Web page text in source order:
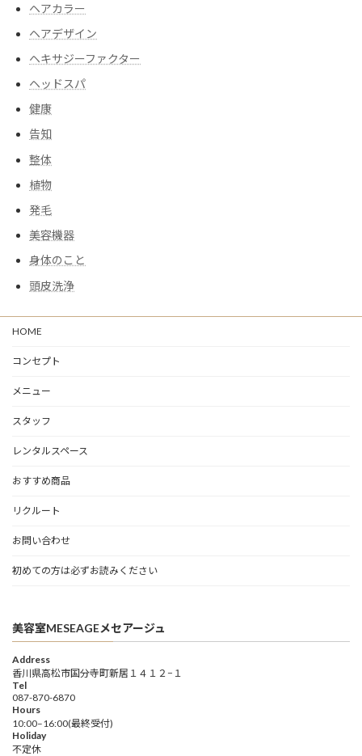
ヘアカラー
ヘアデザイン
ヘキサジーファクター
ヘッドスパ
健康
告知
整体
植物
発毛
美容機器
身体のこと
頭皮洗浄
HOME
コンセプト
メニュー
スタッフ
レンタルスペース
おすすめ商品
リクルート
お問い合わせ
初めての方は必ずお読みください
美容室MESEAGEメセアージュ
Address
香川県高松市国分寺町新居１４１２−１
Tel
087-870-6870
Hours
10:00–16:00(最終受付)
Holiday
不定休